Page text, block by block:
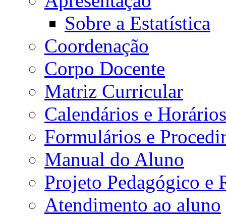
Sobre a Estatística
Coordenação
Corpo Docente
Matriz Curricular
Calendários e Horários
Formulários e
Manual do Aluno
Projeto Pedagógico e
Atendimento ao aluno